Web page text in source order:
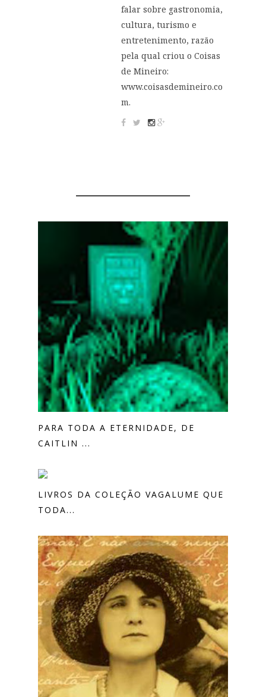
falar sobre gastronomia,
cultura, turismo e
entretenimento, razão
pela qual criou o Coisas
de Mineiro:
www.coisasdemineiro.co
m.
PARA TODA A ETERNIDADE, DE
CAITLIN ...
LIVROS DA COLEÇÃO VAGALUME QUE
TODA...